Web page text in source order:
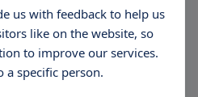
intervention
us with feedback to help us
like on the website, so
to improve our services.
a specific person.